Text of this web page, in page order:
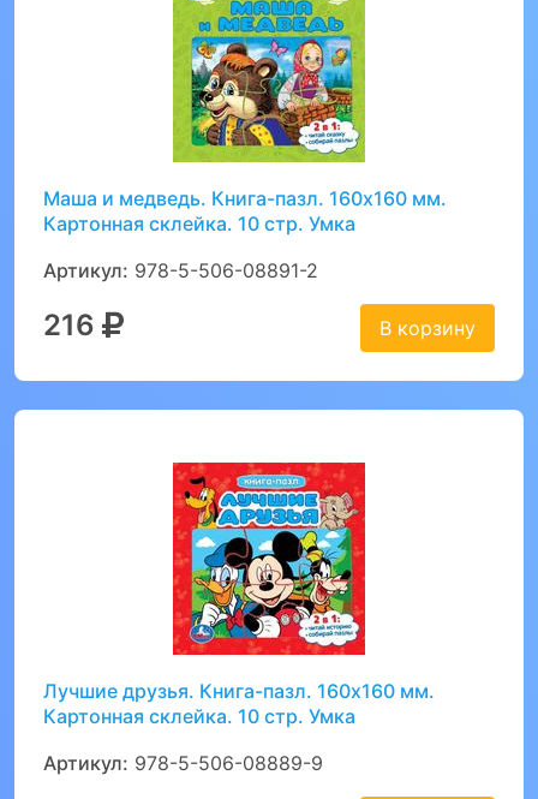
Маша и медведь. Книга-пазл. 160х160 мм.
Картонная склейка. 10 стр. Умка
Артикул: 978-5-506-08891-2
216 В корзину
Лучшие друзья. Книга-пазл. 160х160 мм.
Картонная склейка. 10 стр. Умка
Артикул: 978-5-506-08889-9